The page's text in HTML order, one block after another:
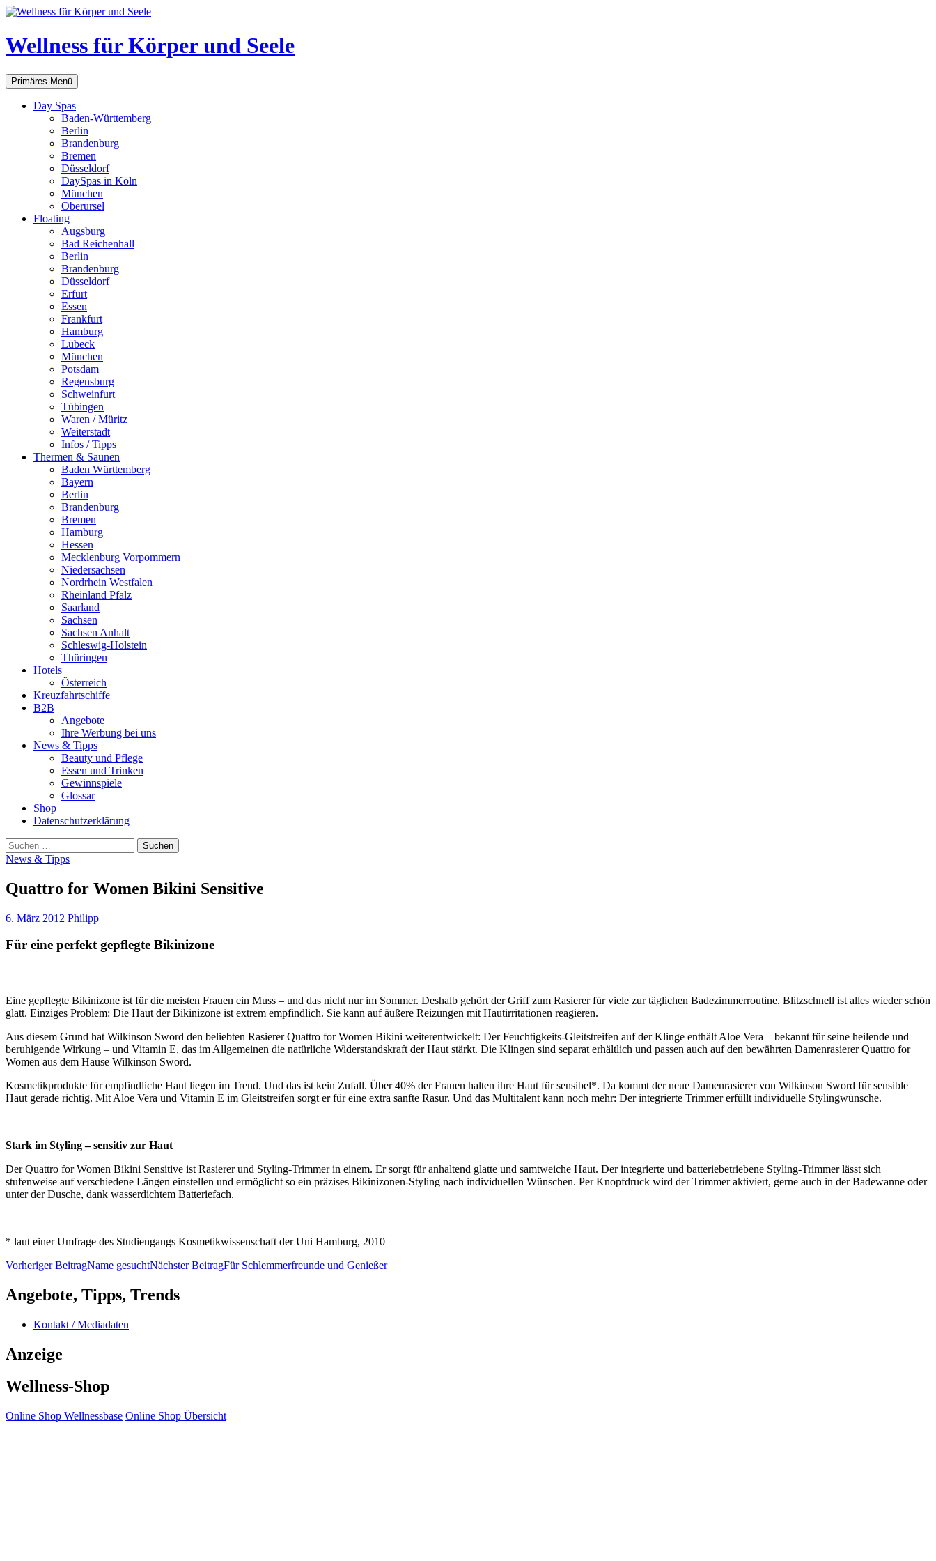
Zum
springen
Wellness für Körper und Seele
Suchen
Primäres Menü
Day Spas
Baden-Württemberg
Berlin
Brandenburg
Bremen
Düsseldorf
DaySpas in Köln
München
Oberursel
Floating
Augsburg
Bad Reichenhall
Berlin
Brandenburg
Düsseldorf
Erfurt
Essen
Frankfurt
Hamburg
Lübeck
München
Potsdam
Regensburg
Schweinfurt
Tübingen
Waren / Müritz
Weiterstadt
Infos / Tipps
Thermen & Saunen
Baden Württemberg
Bayern
Berlin
Brandenburg
Bremen
Hamburg
Hessen
Mecklenburg Vorpommern
Niedersachsen
Nordrhein Westfalen
Rheinland Pfalz
Saarland
Sachsen
Sachsen Anhalt
Schleswig-Holstein
Thüringen
Hotels
Österreich
Kreuzfahrtschiffe
B2B
Angebote
Ihre Werbung bei uns
News & Tipps
Beauty und Pflege
Essen und Trinken
Gewinnspiele
Glossar
Shop
Datenschutzerklärung
Suchen
nach:
News & Tipps
Quattro for Women Bikini Sensitive
6. März 2012 Philipp
Für eine perfekt gepflegte Bikinizone
Eine gepflegte Bikinizone ist für die meisten Frauen ein Muss – und das nicht nur im Sommer. Deshalb gehört der Griff zum Rasierer für viele zur täglichen Badezimmerroutine. Blitzschnell ist alles wieder schön
glatt. Einziges Problem: Die Haut der Bikinizone ist extrem empfindlich. Sie kann auf äußere Reizungen mit Hautirritationen reagieren.
Aus diesem Grund hat Wilkinson Sword den beliebten Rasierer Quattro for Women Bikini weiterentwickelt: Der Feuchtigkeits-Gleitstreifen auf der Klinge enthält Aloe Vera – bekannt für seine heilende und
beruhigende Wirkung – und Vitamin E, das im Allgemeinen die natürliche Widerstandskraft der Haut stärkt. Die Klingen sind separat erhältlich und passen auch auf den bewährten Damenrasierer Quattro for
Women aus dem Hause Wilkinson Sword.
Kosmetikprodukte für empfindliche Haut liegen im Trend. Und das ist kein Zufall. Über 40% der Frauen halten ihre Haut für sensibel*. Da kommt der neue Damenrasierer von Wilkinson Sword für sensible
Haut gerade richtig. Mit Aloe Vera und Vitamin E im Gleitstreifen sorgt er für eine extra sanfte Rasur. Und das Multitalent kann noch mehr: Der integrierte Trimmer erfüllt individuelle Stylingwünsche.
Stark im Styling – sensitiv zur Haut
Der Quattro for Women Bikini Sensitive ist Rasierer und Styling-Trimmer in einem. Er sorgt für anhaltend glatte und samtweiche Haut. Der integrierte und batteriebetriebene Styling-Trimmer lässt sich
stufenweise auf verschiedene Längen einstellen und ermöglicht so ein präzises Bikinizonen-Styling nach individuellen Wünschen. Per Knopfdruck wird der Trimmer aktiviert, gerne auch in der Badewanne oder
unter der Dusche, dank wasserdichtem Batteriefach.
* laut einer Umfrage des Studiengangs Kosmetikwissenschaft der Uni Hamburg, 2010
Beitragsnavigation
Vorheriger BeitragName gesuchtNächster BeitragFür Schlemmerfreunde und Genießer
Angebote, Tipps, Trends
Kontakt / Mediadaten
Anzeige
Wellness-Shop
Online Shop Wellnessbase Online Shop Übersicht